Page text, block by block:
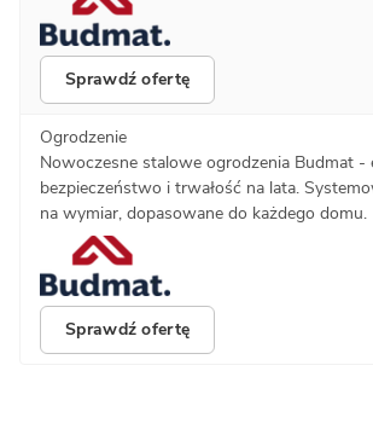
Sprawdź ofertę
Ogrodzenie
Nowoczesne stalowe ogrodzenia Budmat -
bezpieczeństwo i trwałość na lata.
na wymiar, dopasowane do każdego domu.
Sprawdź ofertę